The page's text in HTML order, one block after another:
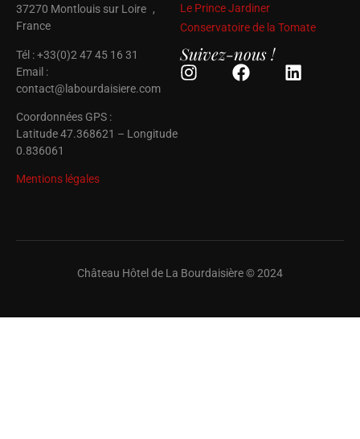
37270 Montlouis sur Loire ,
France
Tél : +33(0)2 47 45 16 31
Email :
contact@labourdaisiere.com
Coordonnées GPS :
Latitude 47.368621 – Longitude
0.836061
Mentions légales
Le Prince Jardiner
Conservatoire de la Tomate
Suivez-nous !
Château Hôtel de La Bourdaisière © 2024